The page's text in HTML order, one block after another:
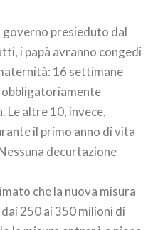
presieduto dal
i papà avranno congedi
16 settimane
obbligatoriamente
Le altre 10, invece,
il primo anno di vita
decurtazione
che la nuova misura
250 ai 350 milioni di